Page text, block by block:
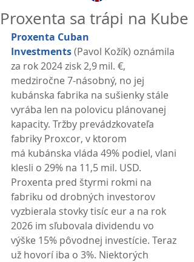
Proxenta sa trápi na Kube
Proxenta Cuban
Investments (Pavol Kožík) oznámila
za rok 2024 zisk 2,9 mil. €,
medziročne 7-násobný, no jej
kubánska fabrika na sušienky stále
vyrába len na polovicu plánovanej
kapacity. Tržby prevádzkovateľa
fabriky Proxcor, v ktorom
má kubánska vláda 49% podiel, vlani
klesli o 29% na 11,5 mil. USD.
Proxenta pred štyrmi rokmi na
fabriku od drobných investorov
vyzbierala stovky tisíc eur a na rok
2026 im sľubovala dividendu vo
výške 15% pôvodnej investície. Teraz
už hovorí iba o 3%. Niektorých